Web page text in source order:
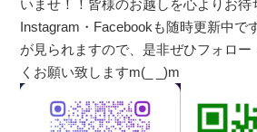
いませ！！皆様のお越しを心よりお待
Instagram・Facebookも随時更新中で
が見られますので、是非ぜひフォロー
くお願い致しますm(_ _)m